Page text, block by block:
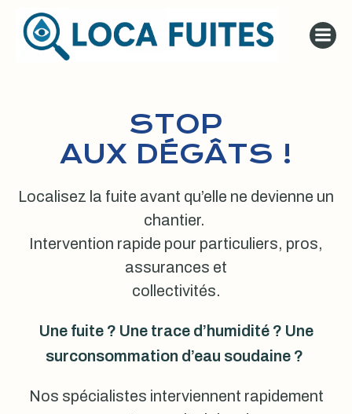
au
contenu
STOP
AUX DÉGÂTS !
Localisez la fuite avant qu’elle ne devienne un
chantier.
Intervention rapide pour particuliers, pros,
assurances et
collectivités.
Une fuite ? Une trace d’humidité ? Une
surconsommation d’eau soudaine ?
Nos spécialistes interviennent rapidement